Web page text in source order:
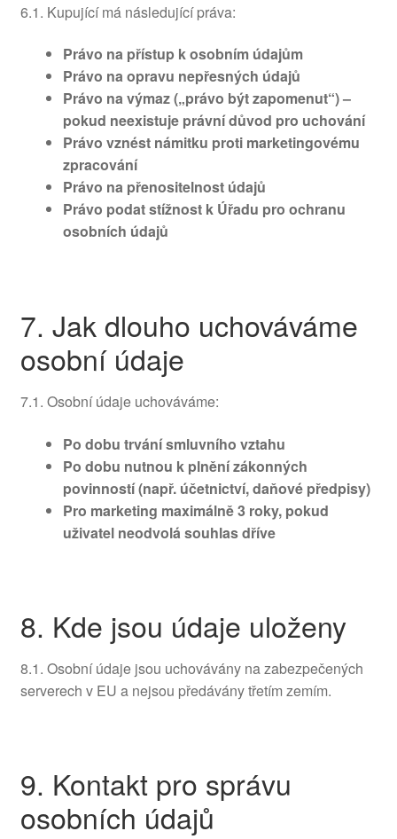
6.1. Kupující má následující práva:
Právo na přístup k osobním údajům
Právo na opravu nepřesných údajů
Právo na výmaz („právo být zapomenut“) –
pokud neexistuje právní důvod pro uchování
Právo vznést námitku proti marketingovému
zpracování
Právo na přenositelnost údajů
Právo podat stížnost k Úřadu pro ochranu
osobních údajů
7. Jak dlouho uchováváme
osobní údaje
7.1. Osobní údaje uchováváme:
Po dobu trvání smluvního vztahu
Po dobu nutnou k plnění zákonných
povinností (např. účetnictví, daňové předpisy)
Pro marketing maximálně 3 roky, pokud
uživatel neodvolá souhlas dříve
8. Kde jsou údaje uloženy
8.1. Osobní údaje jsou uchovávány na zabezpečených
serverech v EU a nejsou předávány třetím zemím.
9. Kontakt pro správu
osobních údajů